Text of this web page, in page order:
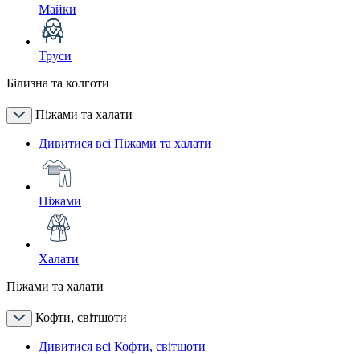
Майки
Труси
Білизна та колготи
Піжами та халати
Дивитися всі Піжами та халати
Піжами
Халати
Піжами та халати
Кофти, світшоти
Дивитися всі Кофти, світшоти